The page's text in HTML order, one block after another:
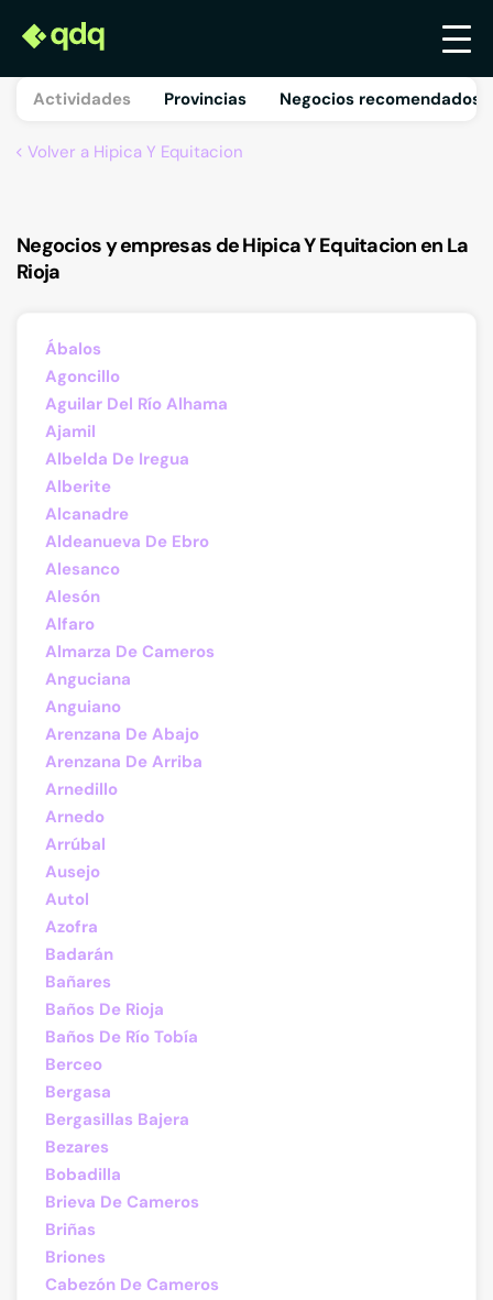
Actividades Provincias Negocios recomendados
Volver a Hipica Y Equitacion
Negocios y empresas de Hipica Y Equitacion en La
Rioja
Ábalos
Agoncillo
Aguilar Del Río Alhama
Ajamil
Albelda De Iregua
Alberite
Alcanadre
Aldeanueva De Ebro
Alesanco
Alesón
Alfaro
Almarza De Cameros
Anguciana
Anguiano
Arenzana De Abajo
Arenzana De Arriba
Arnedillo
Arnedo
Arrúbal
Ausejo
Autol
Azofra
Badarán
Bañares
Baños De Rioja
Baños De Río Tobía
Berceo
Bergasa
Bergasillas Bajera
Bezares
Bobadilla
Brieva De Cameros
Briñas
Briones
Cabezón De Cameros